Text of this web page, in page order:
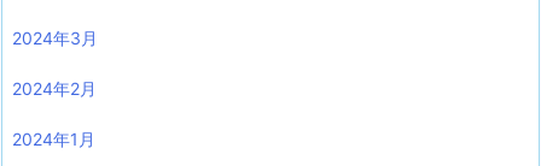
2024年3月
2024年2月
2024年1月